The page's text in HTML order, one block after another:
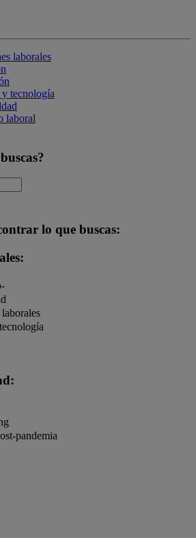
laborales
tecnología
laboral
lo que buscas:
pandemia